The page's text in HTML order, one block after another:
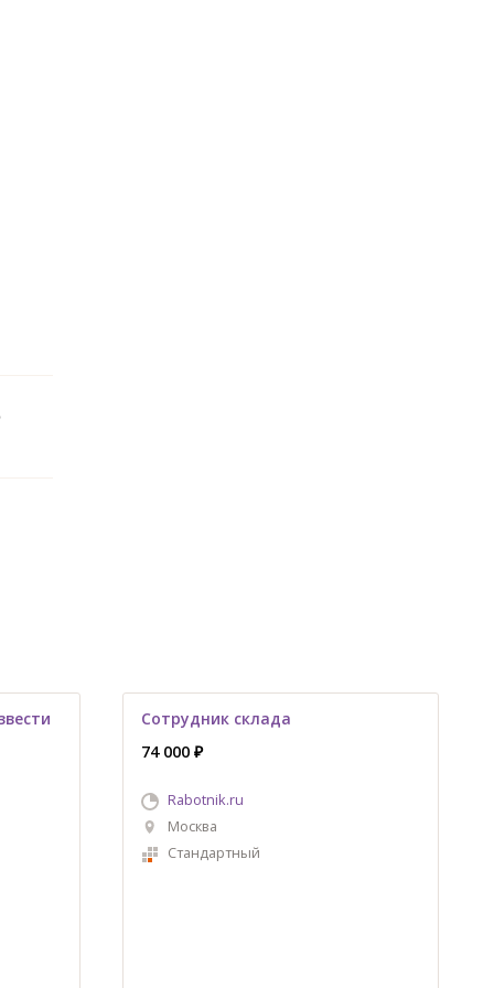
Сотрудник склада
74 000 ₽
Rabotnik.ru
Москва
Стандартный